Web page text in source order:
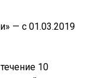
— с 01.03.2019
10